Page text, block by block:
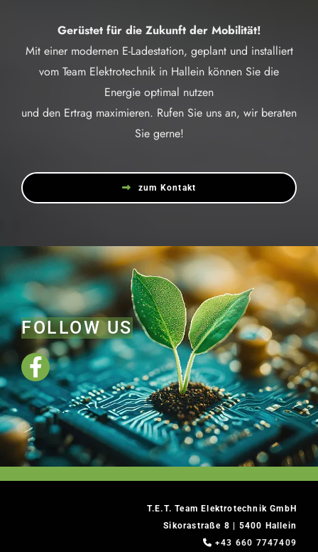
Gerüstet für die Zukunft der Mobilität!
Mit einer modernen E-Ladestation, geplant und installiert
vom Team Elektrotechnik in Hallein können Sie die
Energie optimal nutzen
und den Ertrag maximieren. Rufen Sie uns an, wir beraten
Sie gerne!
zum Kontakt
FOLLOW US
T.E.T. Team Elektrotechnik GmbH
Sikorastraße 8 | 5400 Hallein
 +43 660 7747409